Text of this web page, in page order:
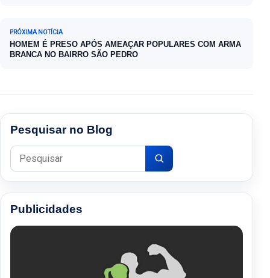
PRÓXIMA NOTÍCIA
HOMEM É PRESO APÓS AMEAÇAR POPULARES COM ARMA
BRANCA NO BAIRRO SÃO PEDRO
Pesquisar no Blog
Pesquisar por:
Publicidades